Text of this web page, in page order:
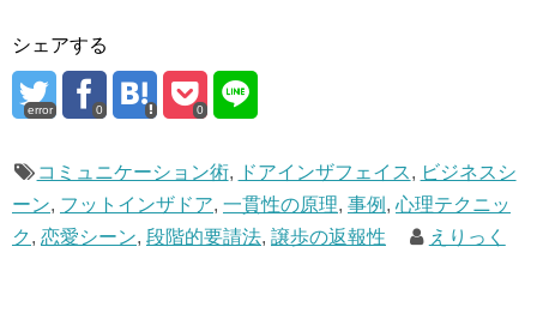
シェアする
error 0 0
コミュニケーション術, ドアインザフェイス, ビジネスシ
ーン, フットインザドア, 一貫性の原理, 事例 , 心理テクニッ
ク , 恋愛シーン, 段階的要請法, 譲歩の返報性 えりっく